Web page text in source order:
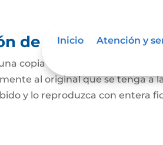
Inicio Atención y
de Copias
copia mecánica o una literal
al original que se tenga a
y lo reproduzca con entera